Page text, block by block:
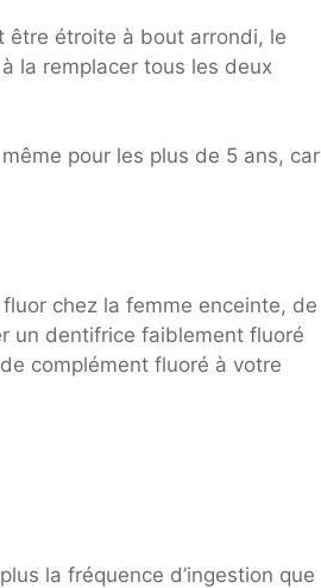
être étroite à bout arrondi, le
la remplacer tous les deux
pour les plus de 5 ans, car
fluor chez la femme enceinte, de
un dentifrice faiblement fluoré
complément fluoré à votre
la fréquence d’ingestion que